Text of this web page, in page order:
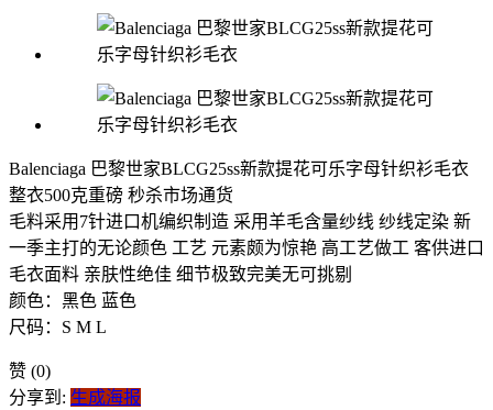
Balenciaga 巴黎世家BLCG25ss新款提花可乐字母针织衫毛衣
整衣500克重磅 秒杀市场通货
毛料采用7针进口机编织制造 采用羊毛含量纱线 纱线定染 新
一季主打的无论颜色 工艺 元素颇为惊艳 高工艺做工 客供进口
毛衣面料 亲肤性绝佳 细节极致完美无可挑剔
颜色：黑色 蓝色
尺码：S M L
赞 (0)
分享到: 生成海报